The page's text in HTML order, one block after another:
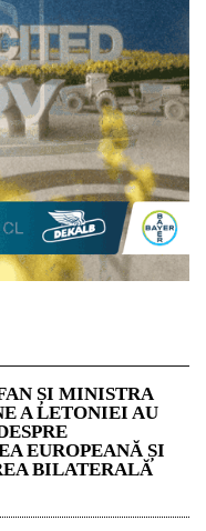
ȘI MINISTRA
A LETONIEI AU
EUROPEANĂ ȘI
BILATERALĂ